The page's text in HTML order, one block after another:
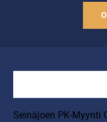
Seinäjoen PK-Myynti